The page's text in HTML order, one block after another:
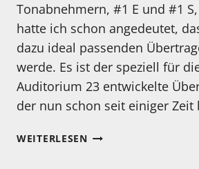
Tonabnehmern, #1 E und #1
hatte ich schon angedeutet,
dazu ideal passenden
werde. Es ist der speziell für
Auditorium 23 entwickelte
der nun schon seit einiger
WEITERLESENAUDITORIUM